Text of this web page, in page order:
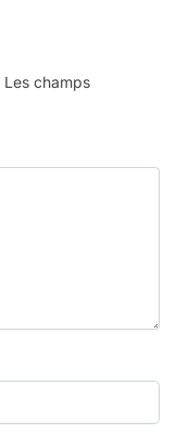
Les champs